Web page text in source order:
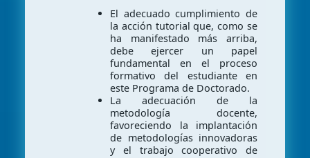
El adecuado cumplimiento de
la acción tutorial que, como se
ha manifestado más arriba,
debe ejercer un papel
fundamental en el proceso
formativo del estudiante en
este Programa de Doctorado.
La adecuación de la
metodología docente,
favoreciendo la implantación
de metodologías innovadoras
y el trabajo cooperativo de